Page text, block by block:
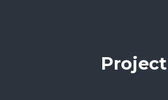
Project